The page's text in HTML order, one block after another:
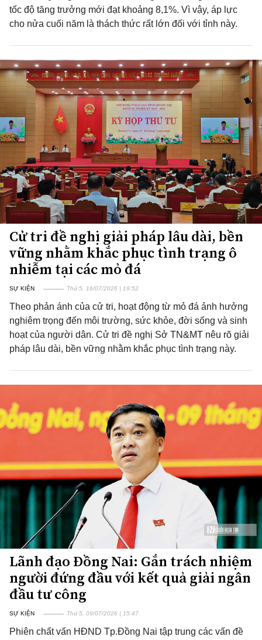
tốc độ tăng trưởng mới đạt khoảng 8,1%. Vì vậy, áp lực
cho nửa cuối năm là thách thức rất lớn đối với tỉnh này.
Cử tri đề nghị giải pháp lâu dài, bền
vững nhằm khắc phục tình trạng ô
nhiễm tại các mỏ đá
SỰ KIỆN Thứ 5, 16/07/2026 | 19:52
Theo phản ánh của cử tri, hoạt động từ mỏ đá ảnh hưởng
nghiêm trọng đến môi trường, sức khỏe, đời sống và sinh
hoạt của người dân. Cử tri đề nghị Sở TN&MT nêu rõ giải
pháp lâu dài, bền vững nhằm khắc phục tình trạng này.
Lãnh đạo Đồng Nai: Gắn trách nhiệm
người đứng đầu với kết quả giải ngân
đầu tư công
SỰ KIỆN Thứ 5, 09/07/2026 | 15:47
Phiên chất vấn HĐND Tp.Đồng Nai tập trung các vấn đề